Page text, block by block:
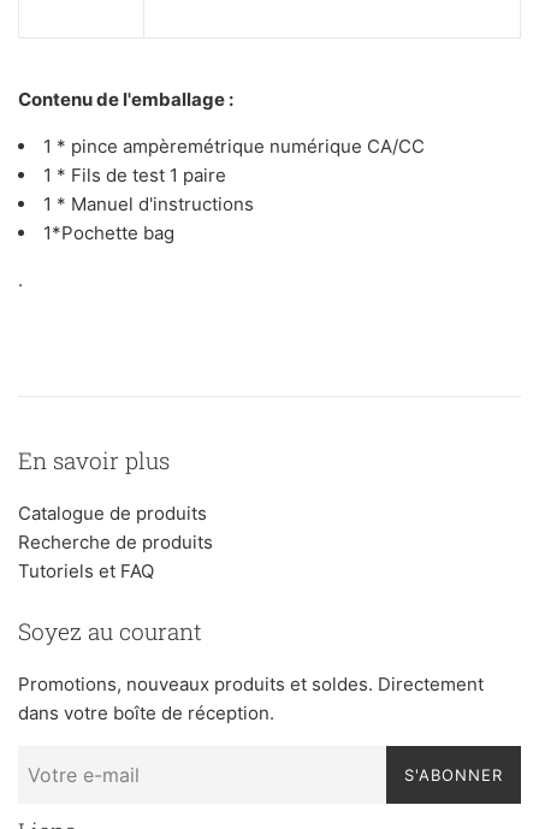
Contenu de l'emballage :
1 * pince ampèremétrique numérique CA/CC
1 * Fils de test 1 paire
1 * Manuel d'instructions
1*Pochette bag
.
En savoir plus
Catalogue de produits
Recherche de produits
Tutoriels et FAQ
Soyez au courant
Promotions, nouveaux produits et soldes. Directement
dans votre boîte de réception.
S'ABONNER